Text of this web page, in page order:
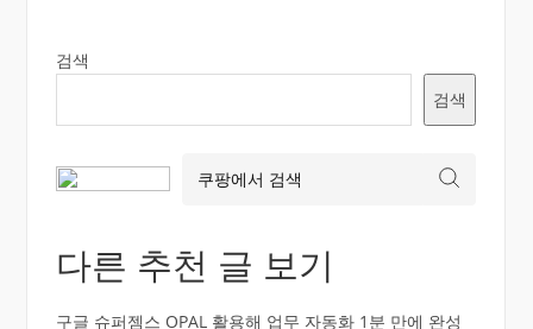
검색
검색
다른 추천 글 보기
구글 슈퍼젬스 OPAL 활용해 업무 자동화 1분 만에 완성